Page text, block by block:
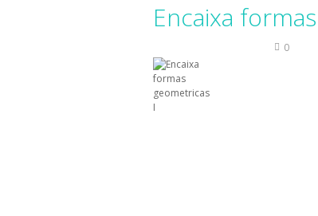
Encaixa
0